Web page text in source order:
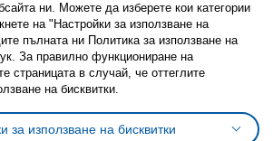
използване на бисквитки (Cookies)
за използване на бисквитки
на ikea.bgОбща политика за личните данни
ни. Можете да изберете кои категории
на "Настройки за използване на
пълната ни Политика за използване на
За правилно функциониране на
страницата в случай, че оттеглите
на бисквитки.
за използване на бисквитки